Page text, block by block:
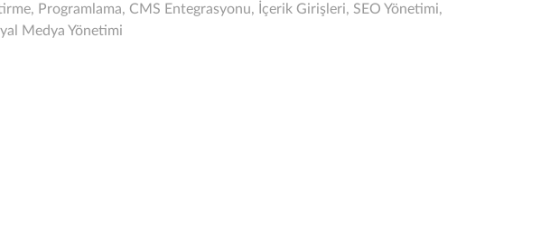
Programlama, CMS Entegrasyonu, İçerik Girişleri, SEO Yönetimi,
Medya Yönetimi